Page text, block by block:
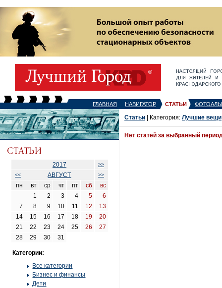
ГЛАВНАЯ НАВИГАТОР СТАТЬИ
2017
>>
<<
АВГУСТ >>
пн вт ср чт пт сб
вс
1
2 3 4 5
6
7
8 9 10 11 12
13
14
15 16 17 18 19
20
21
22 23 24 25 26
27
28
29 30 31
Категории:
Все категории
Бизнес и финансы
Дети
Статьи | Категория: Лучшие вещи
Нет статей за выбранный